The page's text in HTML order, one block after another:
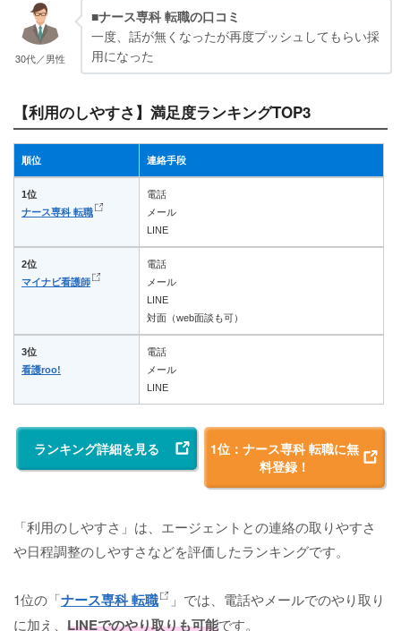
30代／男性
■ナース専科 転職の口コミ
一度、話が無くなったが再度プッシュしてもらい採
用になった
【利用のしやすさ】満足度ランキングTOP3
順位 連絡手段
1位
ナース専科 転職
電話
メール
LINE
2位
マイナビ看護師
電話
メール
LINE
対面（web面談も可）
3位
看護roo!
電話
メール
LINE
ランキング詳細を見る
1位：ナース専科 転職に無
料登録！
「利用のしやすさ」は、エージェントとの連絡の取りやすさ
や日程調整のしやすさなどを評価したランキングです。
1位の「ナース専科 転職
」では、電話やメールでのやり取り
に加え、 LINEでのやり取りも可能です。